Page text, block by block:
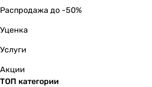
-
Потребляемая мощность
-
-
-
-
Распродажа до -50%
Уценка
Услуги
Акции
ТОП категории